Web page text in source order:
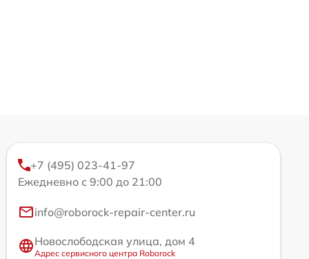
+7 (495) 023-41-97
Ежедневно с 9:00 до 21:00
info@roborock-repair-center.ru
Новослободская улица, дом 4
Адрес сервисного центра Roborock